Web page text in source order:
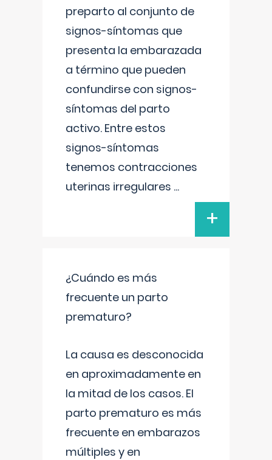
preparto al conjunto de
signos-síntomas que
presenta la embarazada
a término que pueden
confundirse con signos-
síntomas del parto
activo. Entre estos
signos-síntomas
tenemos contracciones
uterinas irregulares ...
+
¿Cuándo es más
frecuente un parto
prematuro?
La causa es desconocida
en aproximadamente en
la mitad de los casos. El
parto prematuro es más
frecuente en embarazos
múltiples y en